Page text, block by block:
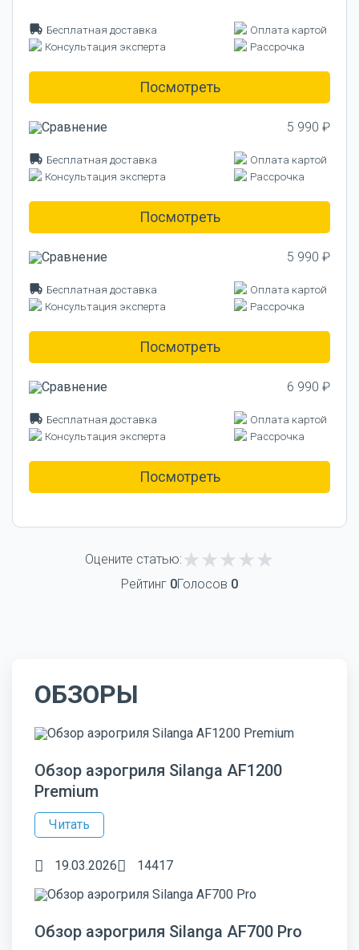
Бесплатная доставка
Оплата картой
Консультация эксперта
Рассрочка
Посмотреть
5 990 ₽
Бесплатная доставка
Оплата картой
Консультация эксперта
Рассрочка
Посмотреть
5 990 ₽
Бесплатная доставка
Оплата картой
Консультация эксперта
Рассрочка
Посмотреть
6 990 ₽
Бесплатная доставка
Оплата картой
Консультация эксперта
Рассрочка
Посмотреть
Оцените статью:
Рейтинг 0Голосов 0
ОБЗОРЫ
Обзор аэрогриля Silanga AF1200
Premium
Читать
19.03.2026 14417
Обзор аэрогриля Silanga AF700 Pro